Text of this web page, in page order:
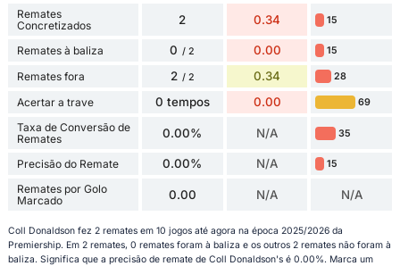
Remates
Concretizados
2 0.34 15
Remates à baliza 0 / 2 0.00 15
Remates fora 2 / 2 0.34 28
Acertar a trave 0 tempos 0.00 69
Taxa de Conversão de
Remates
0.00% N/A 35
Precisão do Remate 0.00% N/A 15
Remates por Golo
Marcado
0.00 N/A N/A
Coll Donaldson fez 2 remates em 10 jogos até agora na época 2025/2026 da
Premiership. Em 2 remates, 0 remates foram à baliza e os outros 2 remates não foram à
baliza. Significa que a precisão de remate de Coll Donaldson's é 0.00%. Marca um